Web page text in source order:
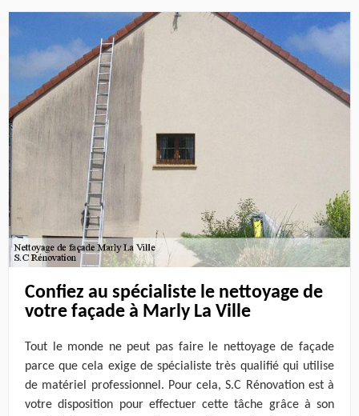
Confiez au spécialiste le nettoyage de
votre façade à Marly La Ville
Tout le monde ne peut pas faire le nettoyage de façade
parce que cela exige de spécialiste très qualifié qui utilise
de matériel professionnel. Pour cela, S.C Rénovation est à
votre disposition pour effectuer cette tâche grâce à son